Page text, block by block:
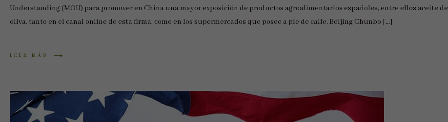
Understanding (MOU) para promover en China una mayor exposición de productos agroalimentarios españoles, entre ellos aceite de
oliva, tanto en el canal online de esta firma, como en los supermercados que posee a pie de calle. Beijing Chunbo […]
LEER MÁS